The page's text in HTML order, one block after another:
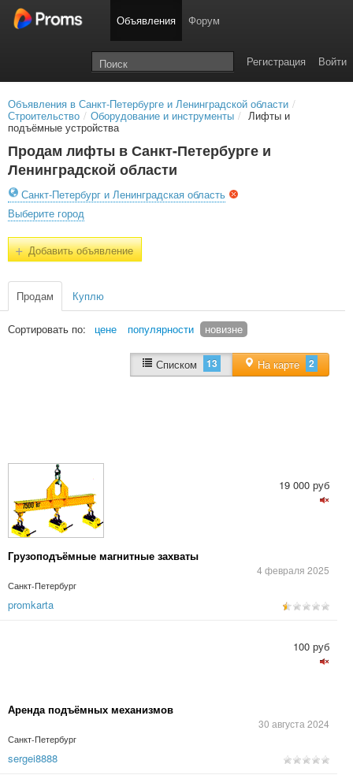
Объявления Форум
Войти
Регистрация
Объявления в Санкт-Петербурге и Ленинградской области /
Строительство / Оборудование и инструменты / Лифты и
подъёмные устройства
Продам лифты в Санкт-Петербурге и
Ленинградской области
Санкт-Петербург и Ленинградская область
Выберите город
+Добавить объявление
Продам Куплю
Сортировать по: цене популярности новизне
Списком 13 На карте 2
Грузоподъёмные магнитные захваты
4 февраля 2025
Санкт-Петербург
19 000 руб
promkarta
Аренда подъёмных механизмов
30 августа 2024
Санкт-Петербург
100 руб
sergei8888